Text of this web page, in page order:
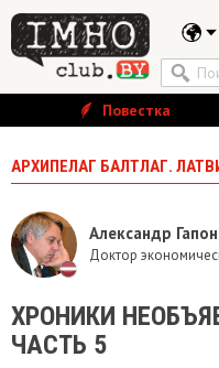
Повестка
АРХИПЕЛАГ БАЛТЛАГ.
Александр
Доктор
ХРОНИКИ
ЧАСТЬ 5